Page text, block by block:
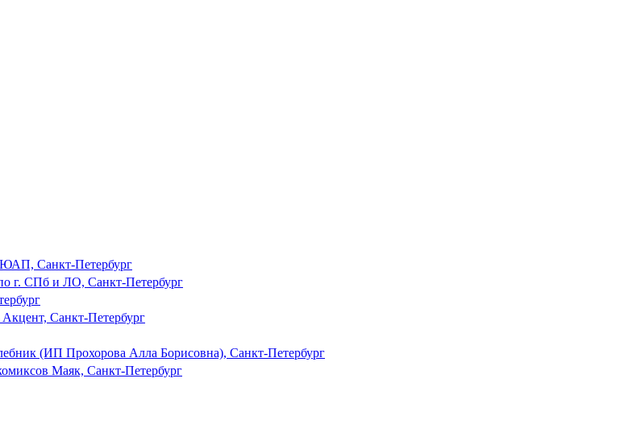
Санкт-Петербург
г. СПб и ЛО, Санкт-Петербург
Санкт-Петербург
(ИП Прохорова Алла Борисовна), Санкт-Петербург
Маяк, Санкт-Петербург